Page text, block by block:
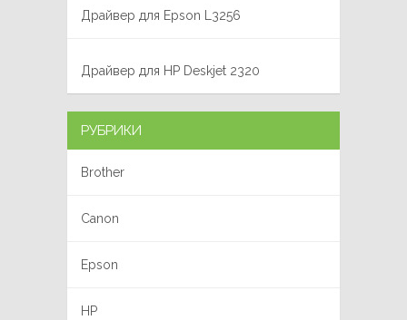
Драйвер для Epson L3256
Драйвер для HP Deskjet 2320
РУБРИКИ
Brother
Canon
Epson
HP